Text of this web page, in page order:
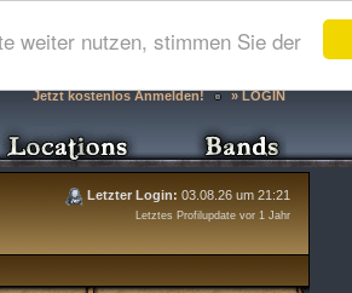
weiter nutzen, stimmen Sie der
Jetzt kostenlos Anmelden! » LOGIN
Letzter Login: 03.08.26 um 21:21
Letztes Profilupdate vor 1 Jahr